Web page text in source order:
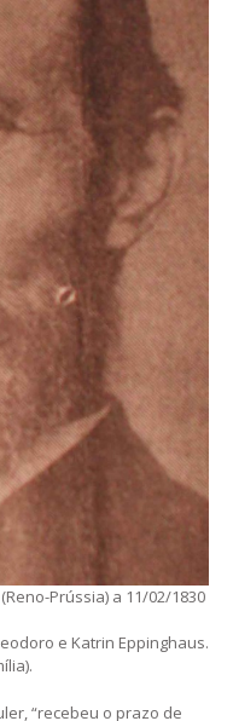
Prússia) a 11/02/1830
e Katrin Eppinghaus.
“recebeu o prazo de